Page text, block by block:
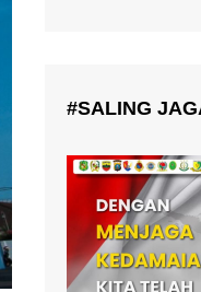
#SALING